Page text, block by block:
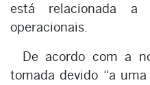
está relacionada a
operacionais.
De acordo com a
tomada devido “a